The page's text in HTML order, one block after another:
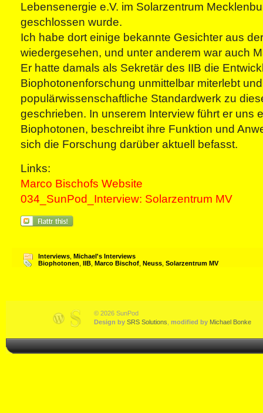
Lebensenergie e.V. im Solarzentrum
geschlossen wurde.
Ich habe dort einige bekannte Gesichter aus
wiedergesehen, und unter anderem war auch
Er hatte damals als Sekretär des IIB die
Biophotonenforschung unmittelbar miterlebt
populärwissenschaftliche Standardwerk zu
geschrieben. In unserem Interview führt er uns
Biophotonen, beschreibt ihre Funktion und
sich die Forschung darüber aktuell befasst.
Links:
Marco Bischofs Website
034_SunPod_Interview: Solarzentrum MV
Interviews Michael's Interviews
Biophotonen IIB Marco Bischof Neuss Solarzentrum MV
© 2026 SunPod
Design by SRS Solutions modified by Michael Bonke